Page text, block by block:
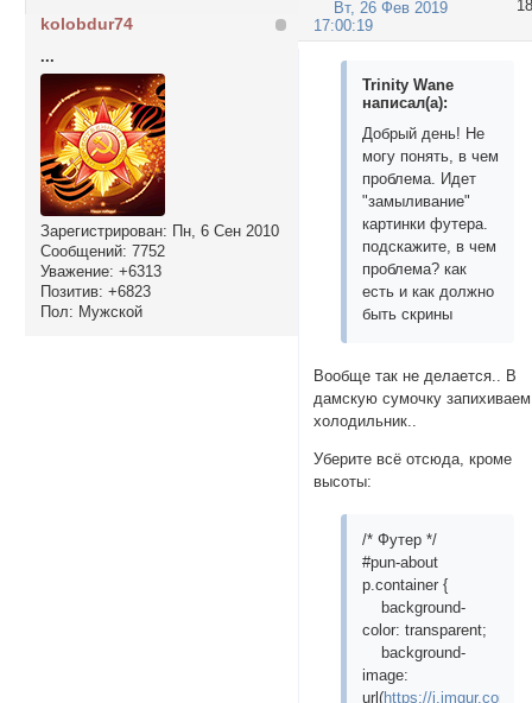
18
Вт, 26 Фев 2019
17:00:19
kolobdur74
...
Зарегистрирован: Пн, 6 Сен 2010
Сообщений: 7752
Уважение: +6313
Позитив: +6823
Пол: Мужской
Trinity Wane
написал(а):
Добрый день! Не
могу понять, в чем
проблема. Идет
"замыливание"
картинки футера.
подскажите, в чем
проблема? как
есть и как должно
быть скрины
Вообще так не делается.. В
дамскую сумочку запихиваем
холодильник..
Уберите всё отсюда, кроме
высоты:
/* Футер */
#pun-about
p.container {
background-
color: transparent;
background-
image:
url(https://i.imgur.com/